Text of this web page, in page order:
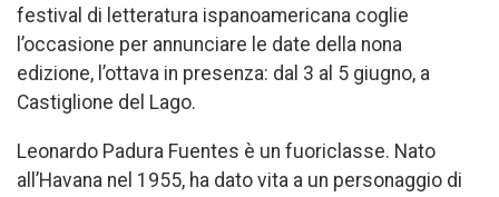
festival di letteratura ispanoamericana coglie
l’occasione per annunciare le date della nona
edizione, l’ottava in presenza: dal 3 al 5 giugno, a
Castiglione del Lago.
Leonardo Padura Fuentes è un fuoriclasse. Nato
all’Havana nel 1955, ha dato vita a un personaggio di